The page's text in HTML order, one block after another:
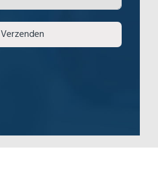
Verzenden